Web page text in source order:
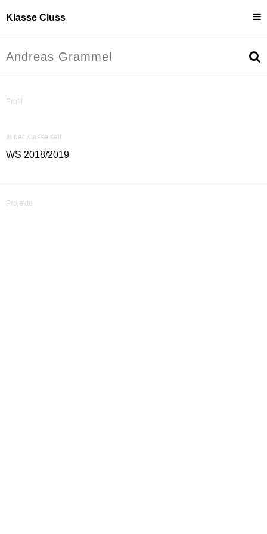
Klasse Cluss
Personen
Projekte
Uli Cluss
Information
Profil
In der Klasse seit
WS 2018/2019
Projekte